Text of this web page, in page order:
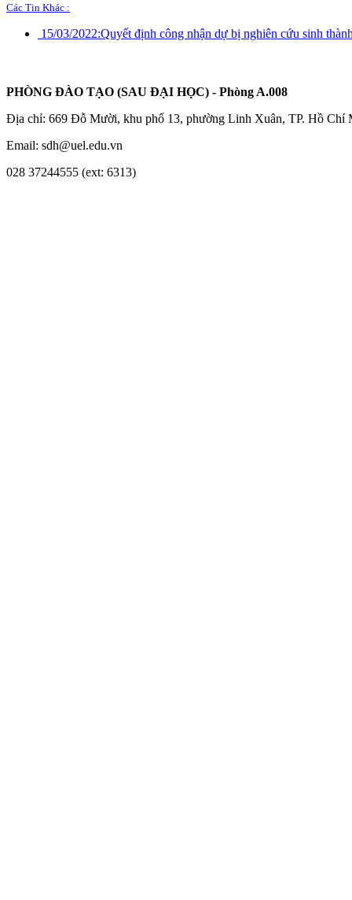
Các Tin Khác :
15/03/2022:Quyết định công nhận dự bị nghiên cứu sinh
PHÒNG ĐÀO TẠO (SAU ĐẠI HỌC) - Phòng A.008
Địa chỉ: 669 Đỗ Mười, khu phố 13, phường Linh Xuân, TP. Hồ Chí
Email: sdh@uel.edu.vn
028 37244555 (ext: 6313)